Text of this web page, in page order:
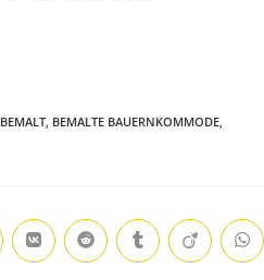
BEMALT BEMALTE BAUERNKOMMODE